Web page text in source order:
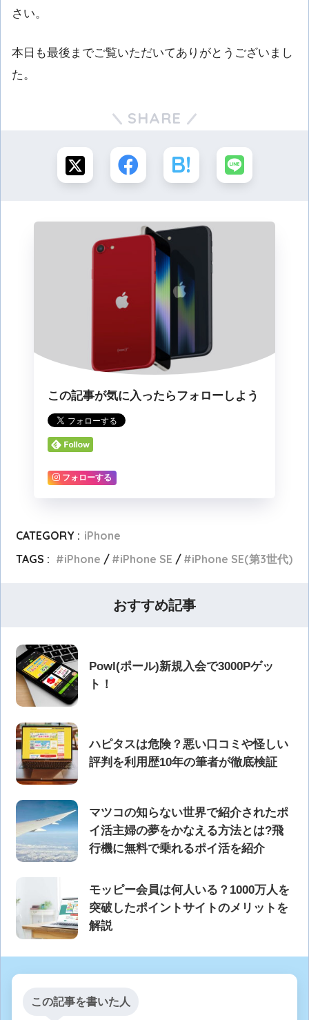
さい。
本日も最後までご覧いただいてありがとうございまし
た。
SHARE
この記事が気に入ったらフォローしよう
フォローする
CATEGORY : iPhone
TAGS :
iPhone iPhone SE iPhone SE(第3世代)
おすすめ記事
Powl(ポール)新規入会で3000Pゲッ
ト！
ハピタスは危険？悪い口コミや怪しい
評判を利用歴10年の筆者が徹底検証
マツコの知らない世界で紹介されたポ
イ活主婦の夢をかなえる方法とは?飛
行機に無料で乗れるポイ活を紹介
モッピー会員は何人いる？1000万人を
突破したポイントサイトのメリットを
解説
この記事を書いた人